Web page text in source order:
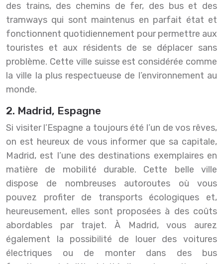
des trains, des chemins de fer, des bus et des
tramways qui sont maintenus en parfait état et
fonctionnent quotidiennement pour permettre aux
touristes et aux résidents de se déplacer sans
problème. Cette ville suisse est considérée comme
la ville la plus respectueuse de l’environnement au
monde.
2. Madrid, Espagne
Si visiter l’Espagne a toujours été l’un de vos rêves,
on est heureux de vous informer que sa capitale,
Madrid, est l’une des destinations exemplaires en
matière de mobilité durable. Cette belle ville
dispose de nombreuses autoroutes où vous
pouvez profiter de transports écologiques et,
heureusement, elles sont proposées à des coûts
abordables par trajet. À Madrid, vous aurez
également la possibilité de louer des voitures
électriques ou de monter dans des bus